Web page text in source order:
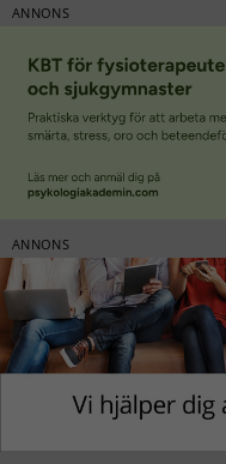
ANNONS
ANNONS